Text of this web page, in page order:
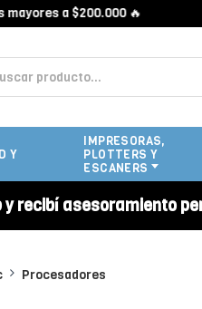
a $200.000 🔥
Y
IMPRESORAS,
PLOTTERS Y
ESCANERS
recibí asesoramiento
Procesadores